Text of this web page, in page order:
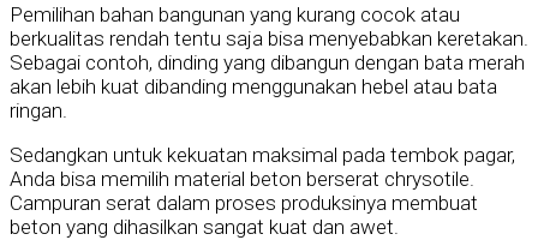
Pemilihan bahan bangunan yang kurang cocok atau
berkualitas rendah tentu saja bisa menyebabkan keretakan.
Sebagai contoh, dinding yang dibangun dengan bata merah
akan lebih kuat dibanding menggunakan hebel atau bata
ringan.
Sedangkan untuk kekuatan maksimal pada tembok pagar,
Anda bisa memilih material beton berserat chrysotile.
Campuran serat dalam proses produksinya membuat
beton yang dihasilkan sangat kuat dan awet.